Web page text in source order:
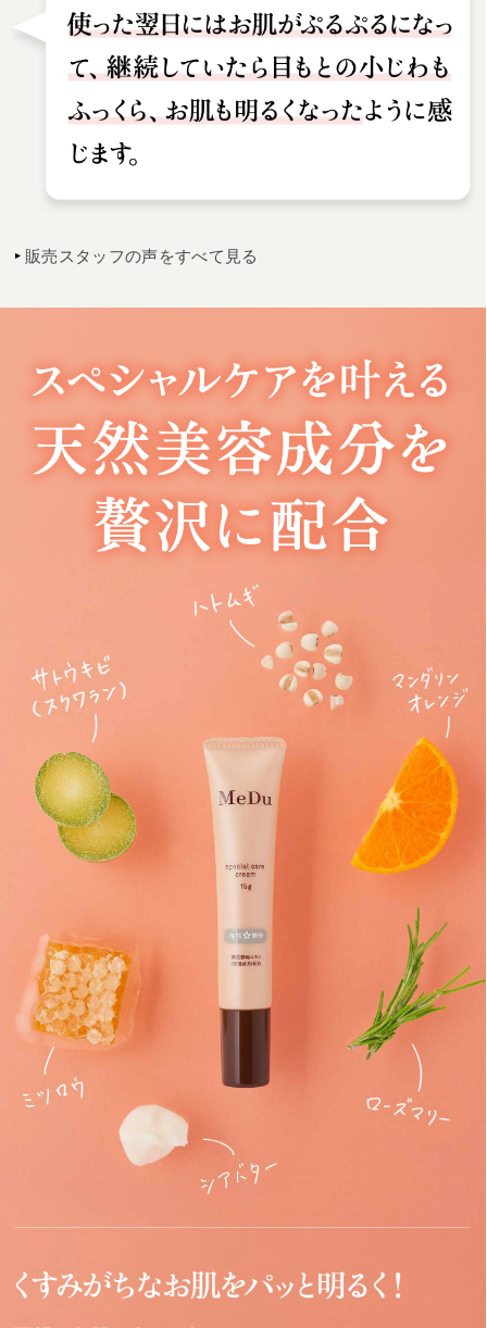
販売スタッフの声をすべて見る